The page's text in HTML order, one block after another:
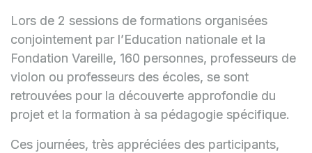
Lors de 2 sessions de formations organisées
conjointement par l’Education nationale et la
Fondation Vareille, 160 personnes, professeurs de
violon ou professeurs des écoles, se sont
retrouvées pour la découverte approfondie du
projet et la formation à sa pédagogie spécifique.
Ces journées, très appréciées des participants,